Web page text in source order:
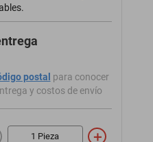
postal para conocer
y costos de envío
＋